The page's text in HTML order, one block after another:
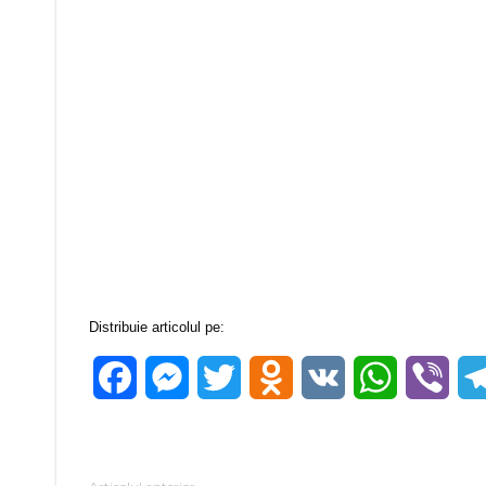
Distribuie articolul pe:
FacebookMessenger
Twitter Odnoklassniki
VK WhatsApp
Viber